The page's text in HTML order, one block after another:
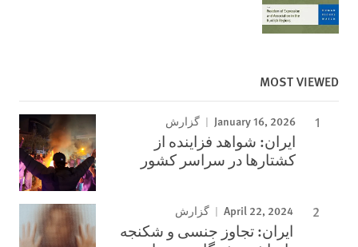
MOST VIEWED
January 16, 2026 گزارش
ایران: شواهد فزاینده از
کشتارها در سراسر کشور
April 22, 2024 گزارش
ایران: تجاوز جنسی و شکنجه